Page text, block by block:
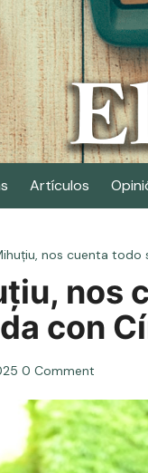
Artículos
nos cuenta todo
nos
con
0 Comment